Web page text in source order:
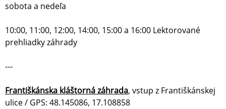
sobota a nedeľa
10:00, 11:00, 12:00, 14:00, 15:00 a 16:00 Lektorované
prehliadky záhrady
---
Františkánska kláštorná záhrada, vstup z Františkánskej
ulice / GPS: 48.145086, 17.108858